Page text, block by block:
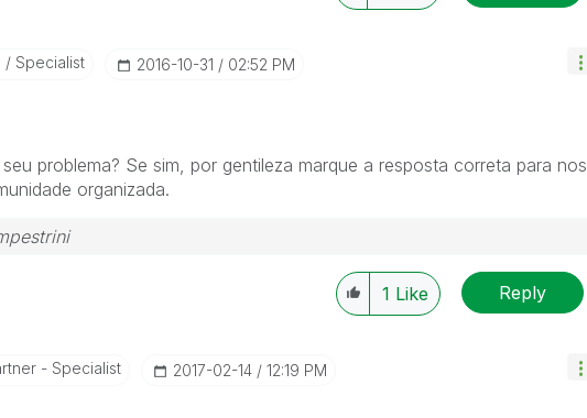
Specialist ‎2016-10-31 02:52 PM
problema? Se sim, por gentileza marque a resposta correta para nos
organizada.
1 Like Reply
- Specialist ‎2017-02-14 12:19 PM